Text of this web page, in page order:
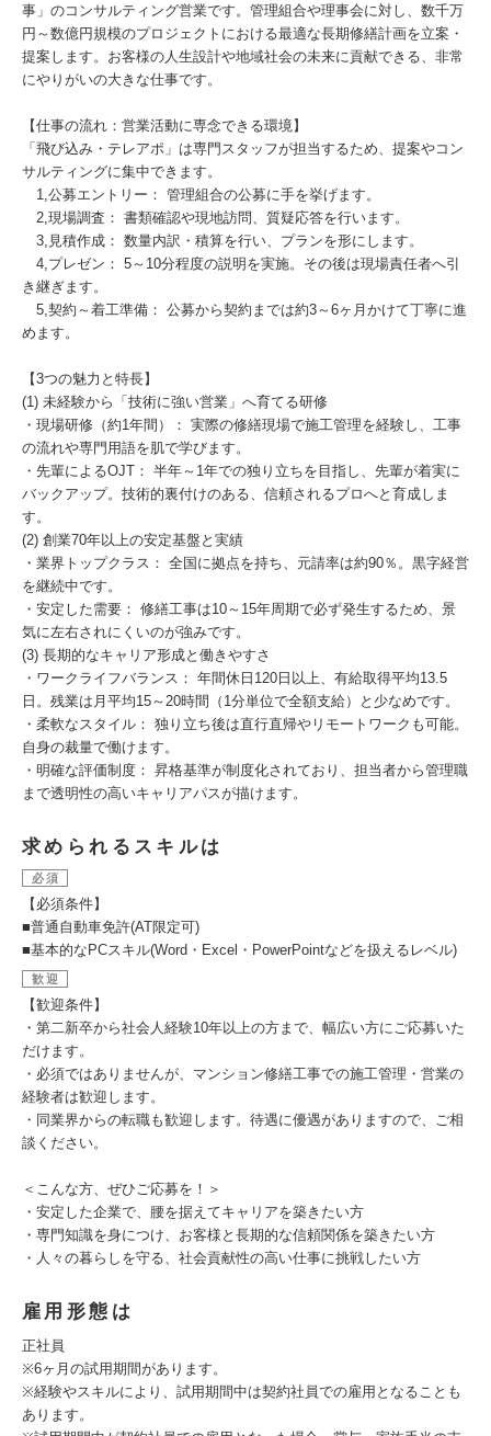
事」のコンサルティング営業です。管理組合や理事会に対し、数千万
円～数億円規模のプロジェクトにおける最適な長期修繕計画を立案・
提案します。お客様の人生設計や地域社会の未来に貢献できる、非常
にやりがいの大きな仕事です。
【仕事の流れ：営業活動に専念できる環境】
「飛び込み・テレアポ」は専門スタッフが担当するため、提案やコン
サルティングに集中できます。
1,公募エントリー： 管理組合の公募に手を挙げます。
2,現場調査： 書類確認や現地訪問、質疑応答を行います。
3,見積作成： 数量内訳・積算を行い、プランを形にします。
4,プレゼン： 5～10分程度の説明を実施。その後は現場責任者へ引
き継ぎます。
5,契約～着工準備： 公募から契約までは約3～6ヶ月かけて丁寧に進
めます。
【3つの魅力と特長】
(1) 未経験から「技術に強い営業」へ育てる研修
・現場研修（約1年間）： 実際の修繕現場で施工管理を経験し、工事
の流れや専門用語を肌で学びます。
・先輩によるOJT： 半年～1年での独り立ちを目指し、先輩が着実に
バックアップ。技術的裏付けのある、信頼されるプロへと育成しま
す。
(2) 創業70年以上の安定基盤と実績
・業界トップクラス： 全国に拠点を持ち、元請率は約90％。黒字経営
を継続中です。
・安定した需要： 修繕工事は10～15年周期で必ず発生するため、景
気に左右されにくいのが強みです。
(3) 長期的なキャリア形成と働きやすさ
・ワークライフバランス： 年間休日120日以上、有給取得平均13.5
日。残業は月平均15～20時間（1分単位で全額支給）と少なめです。
・柔軟なスタイル： 独り立ち後は直行直帰やリモートワークも可能。
自身の裁量で働けます。
・明確な評価制度： 昇格基準が制度化されており、担当者から管理職
まで透明性の高いキャリアパスが描けます。
求められるスキルは
必須
【必須条件】
■普通自動車免許(AT限定可)
■基本的なPCスキル(Word・Excel・PowerPointなどを扱えるレベル)
歓迎
【歓迎条件】
・第二新卒から社会人経験10年以上の方まで、幅広い方にご応募いた
だけます。
・必須ではありませんが、マンション修繕工事での施工管理・営業の
経験者は歓迎します。
・同業界からの転職も歓迎します。待遇に優遇がありますので、ご相
談ください。
＜こんな方、ぜひご応募を！＞
・安定した企業で、腰を据えてキャリアを築きたい方
・専門知識を身につけ、お客様と長期的な信頼関係を築きたい方
・人々の暮らしを守る、社会貢献性の高い仕事に挑戦したい方
雇用形態は
正社員
※6ヶ月の試用期間があります。
※経験やスキルにより、試用期間中は契約社員での雇用となることも
あります。